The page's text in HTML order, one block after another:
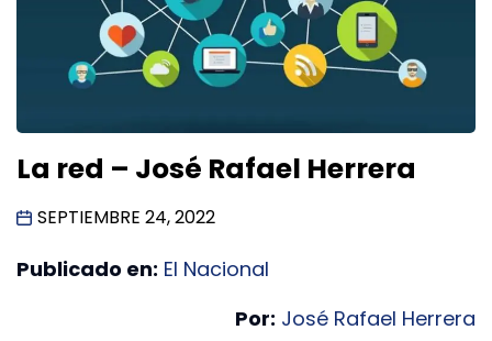
La red – José Rafael Herrera
SEPTIEMBRE 24, 2022
Publicado en: El Nacional
Por: José Rafael Herrera